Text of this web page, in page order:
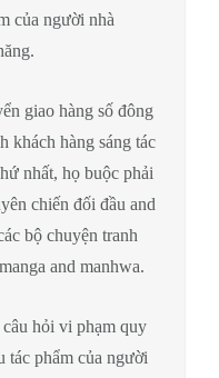
của người nhà
giao hàng số đông
khách hàng sáng tác
nhất, họ buộc phải
chiến đối đầu and
bộ chuyện tranh
and manhwa.
hỏi vi phạm quy
tác phẩm của người